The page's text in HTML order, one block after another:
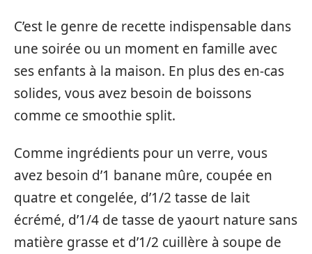
C’est le genre de recette indispensable dans
une soirée ou un moment en famille avec
ses enfants à la maison. En plus des en-cas
solides, vous avez besoin de boissons
comme ce smoothie split.
Comme ingrédients pour un verre, vous
avez besoin d’1 banane mûre, coupée en
quatre et congelée, d’1/2 tasse de lait
écrémé, d’1/4 de tasse de yaourt nature sans
matière grasse et d’1/2 cuillère à soupe de